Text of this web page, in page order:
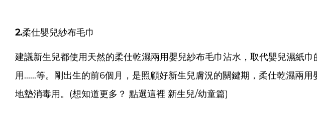
2.柔仕嬰兒紗布毛巾
建議新生兒都使用天然的柔仕乾濕兩用嬰兒紗布毛巾沾水，取代嬰兒濕紙巾
用......等。 剛出生的前6個月，是照顧好新生兒膚況的關鍵期， 柔仕乾濕兩用
地墊消毒用。 (想知道更多？ 點選這裡 新生兒/幼童篇)